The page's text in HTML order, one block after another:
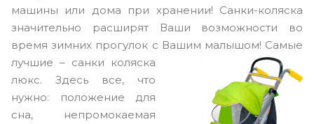
машины или дома при хранении! Санки-коляска
значительно расширят Ваши возможности во
время зимних прогулок с Вашим малышом! Самые
лучшие – санки коляска
люкс. Здесь все, что
нужно: положение для
сна, непромокаемая